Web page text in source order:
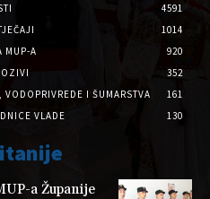
4591
1014
MUP-A
920
352
I ŠUMARSTVA
161
VLADE
130
a Županije